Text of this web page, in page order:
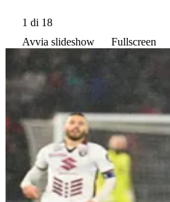
1 di 18
Avvia slideshow
Fullscreen